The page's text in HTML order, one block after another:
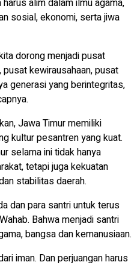
alim dalam ilmu agama,
sosial, ekonomi, serta jiwa
dorong menjadi pusat
kewirausahaan, pusat
generasi yang berintegritas,
Jawa Timur memiliki
kultur pesantren yang kuat.
selama ini tidak hanya
tetapi juga kekuatan
stabilitas daerah.
dan para santri untuk terus
Bahwa menjadi santri
bangsa dan kemanusiaan.
iman. Dan perjuangan harus